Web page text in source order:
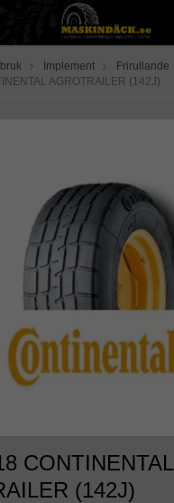
Implement Frirullande
AGROTRAILER (142J)
CONTINENTAL
(142J)